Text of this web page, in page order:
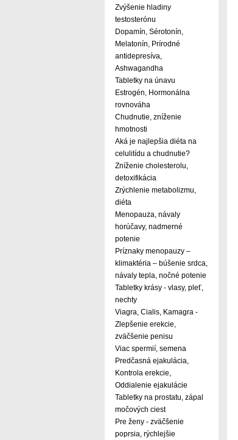
Zvýšenie hladiny
testosterónu
Dopamín, Sérotonín,
Melatonín, Prírodné
antidepresíva,
Ashwagandha
Tabletky na únavu
Estrogén, Hormonálna
rovnováha
Chudnutie, zníženie
hmotnosti
Aká je najlepšia diéta na
celulitídu a chudnutie?
Zníženie cholesterolu,
detoxifikácia
Zrýchlenie metabolizmu,
diéta
Menopauza, návaly
horúčavy, nadmerné
potenie
Príznaky menopauzy –
klimaktéria – búšenie srdca,
návaly tepla, nočné potenie
Tabletky krásy - vlasy, pleť,
nechty
Viagra, Cialis, Kamagra -
Zlepšenie erekcie,
zväčšenie penisu
Viac spermií, semena
Predčasná ejakulácia,
Kontrola erekcie,
Oddialenie ejakulácie
Tabletky na prostatu, zápal
močových ciest
Pre ženy - zväčšenie
poprsia, rýchlejšie